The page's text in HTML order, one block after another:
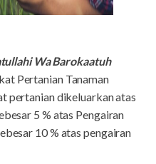
Wa Barokaatuh
Pertanian Tanaman
pertanian dikeluarkan atas
5 % atas Pengairan
10 % atas pengairan